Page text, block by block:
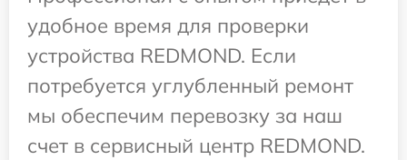
удобное время для проверки
устройства REDMOND. Если
потребуется углубленный ремонт
мы обеспечим перевозку за наш
счет в сервисный центр REDMOND.